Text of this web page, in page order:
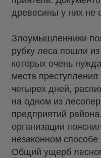
древесины у них не
Злоумышленники
рубку леса пошли из
которых очень
места
четырех дней,
на одном из
предприятий
организации
незаконном
Общий ущерб